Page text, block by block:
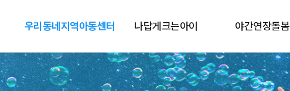
우리동네지역아동센터 나답게크는아이 야간연장돌봄